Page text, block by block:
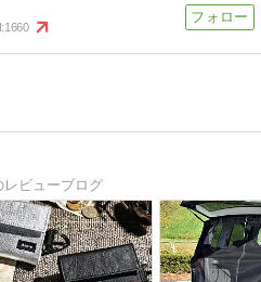
1660
ビューブログ